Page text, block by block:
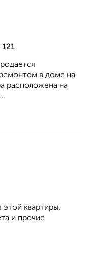
ремонтом в доме на
расположена на
этой квартиры.
и прочие